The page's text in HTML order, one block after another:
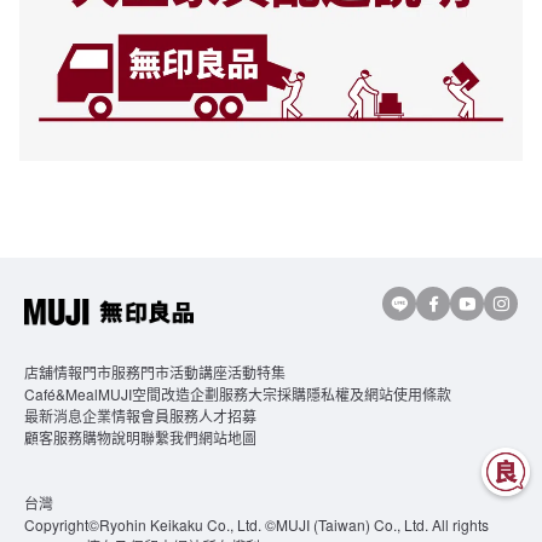
台灣
Copyright©Ryohin Keikaku Co., Ltd. ©MUJI (Taiwan) Co., Ltd. All rights
店舖情報門市服務門市活動講座活動特集
Café&MealMUJI空間改造企劃服務大宗採購隱私權及網站使用條款
最新消息企業情報會員服務人才招募
顧客服務購物說明聯繫我們網站地圖